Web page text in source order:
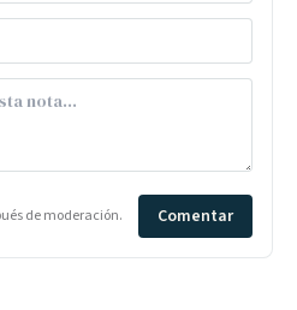
de moderación. Comentar